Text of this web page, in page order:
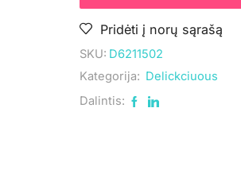
Pridėti į norų sąrašą
SKU: D6211502
Kategorija: Delickciuous
Dalintis: